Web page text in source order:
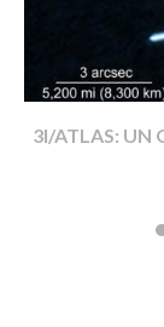
3I/ATLAS: UN